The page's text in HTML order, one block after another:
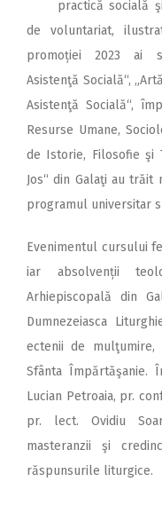
practică socială
de voluntariat,
promoției 2023 ai
Asistenţă Socială“,
Asistenţă Socială“,
Resurse Umane,
de Istorie, Filosofie şi
Jos“ din Galaţi au
programul uni­versitar
Evenimentul cur­sului
iar ab­solvenții
Arhiepiscopală din
Dumnezeiasca
ectenii de
Sfânta Împărtăşanie.
Lucian Petroaia, pr.
pr. lect. Ovidiu
masteranzii şi
răspunsurile liturgice.